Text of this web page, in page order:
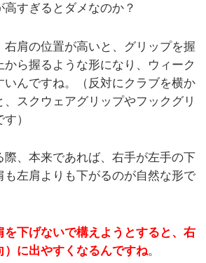
すぎるとダメなのか？
右肩の位置が高いと、グリップを握
から握るような形になり、ウィーク
いんですね。（反対にクラブを横か
、スクウェアグリップやフックグリ
）
際、本来であれば、右手が左手の下
も左肩よりも下がるのが自然な形で
を下げないで構えようとすると、右
）に出やすくなるんですね。